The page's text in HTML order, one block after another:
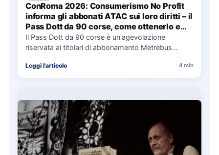
ConRoma 2026: Consumerismo No Profit
informa gli abbonati ATAC sui loro diritti – il
Pass Dott da 90 corse, come ottenerlo e
cosa spetta in caso di disservizi
Il Pass Dott da 90 corse è un'agevolazione
riservata ai titolari di abbonamento Metrebus
Leggi l'articolo 4 min